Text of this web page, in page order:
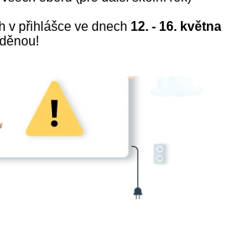
v přihlášce ve dnech 12. - 16. května